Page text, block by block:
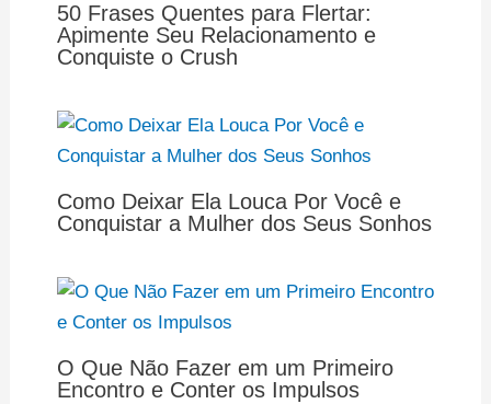
50 Frases Quentes para Flertar:
Apimente Seu Relacionamento e
Conquiste o Crush
Como Deixar Ela Louca Por Você e
Conquistar a Mulher dos Seus Sonhos
O Que Não Fazer em um Primeiro
Encontro e Conter os Impulsos